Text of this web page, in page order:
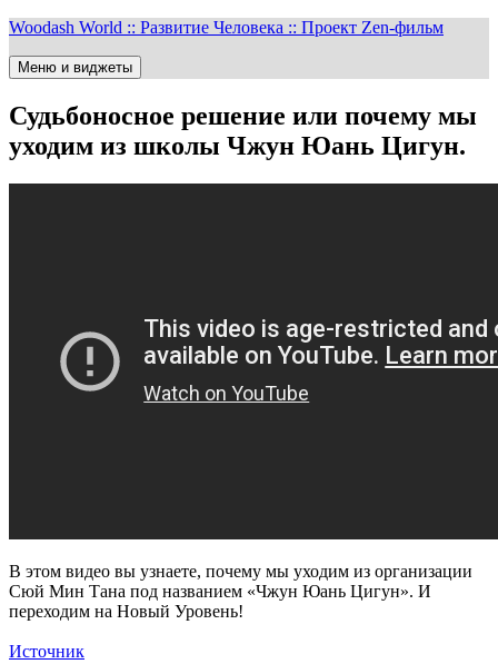
Перейти
содержимому
Woodash World :: Развитие Человека :: Проект Zen-фильм
Меню и виджеты
Судьбоносное решение или почему мы
уходим из школы Чжун Юань Цигун.
В этом видео вы узнаете, почему мы уходим из организации
Сюй Мин Тана под названием «Чжун Юань Цигун». И
переходим на Новый Уровень!
Источник